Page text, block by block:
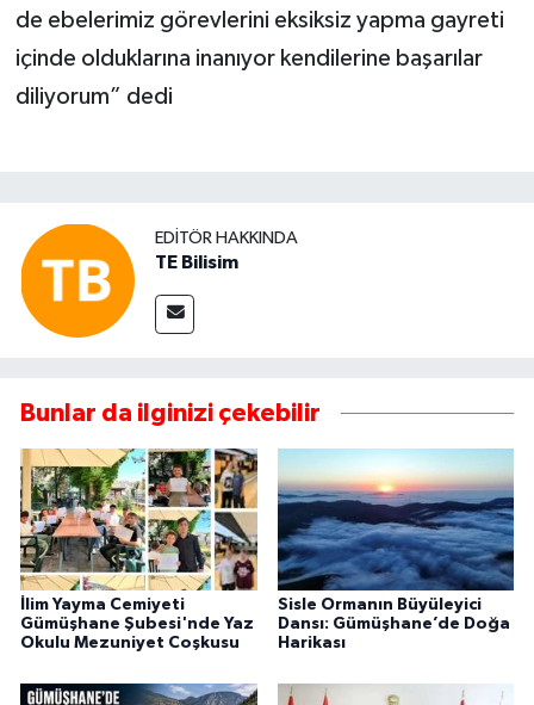
de ebelerimiz görevlerini eksiksiz yapma gayreti
içinde olduklarına inanıyor kendilerine başarılar
diliyorum” dedi
EDITÖR HAKKINDA
TE Bilisim
Bunlar da ilginizi çekebilir
İlim Yayma Cemiyeti
Gümüşhane Şubesi'nde Yaz
Okulu Mezuniyet Coşkusu
Sisle Ormanın Büyüleyici
Dansı: Gümüşhane’de Doğa
Harikası